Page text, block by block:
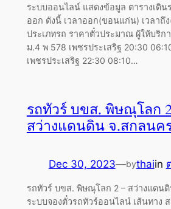
ระบบออนไลน์ แสดงข้อมูล ตารางเดิน
ออก ดังนี้ เวลาออก(ขอนแก่น) เวลาถึ
ประเภทรถ ราคาตั๋วประมาณ ผู้ให้บริก
ม.4 พ 578 เพชรประเสริฐ 20:30
เพชรประเสริฐ 22:30 08:10…
รถทัวร์ บขส. พิษณุโลก
สว่างแดนดิน จ.สกลนค
Dec 30, 2023—bythaiin
รถทัวร์ บขส. พิษณุโลก 2 – สว่างแดน
ระบบจองตั๋วรถทัวร์ออนไลน์ เส้นทาง